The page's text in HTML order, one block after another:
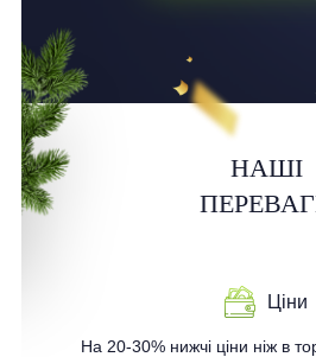
НАШІ
Ціни
На 20-30% нижчі ціни ніж в